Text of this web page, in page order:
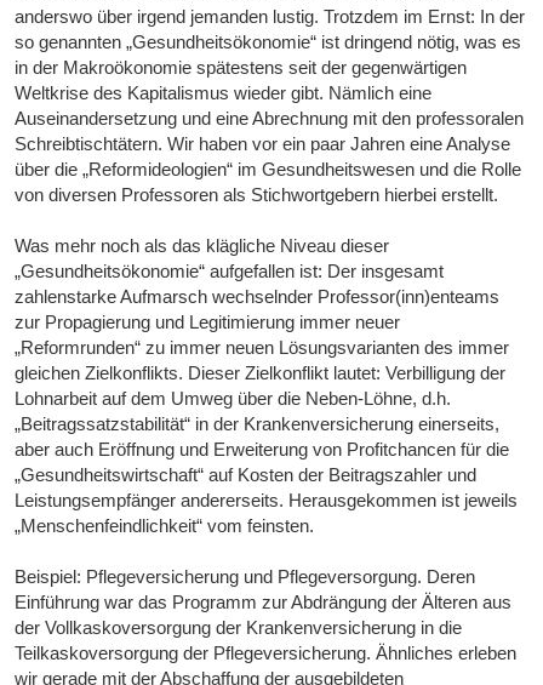
anderswo über irgend jemanden lustig. Trotzdem im Ernst: In der
so genannten „Gesundheitsökonomie“ ist dringend nötig, was es
in der Makroökonomie spätestens seit der gegenwärtigen
Weltkrise des Kapitalismus wieder gibt. Nämlich eine
Auseinandersetzung und eine Abrechnung mit den professoralen
Schreibtischtätern. Wir haben vor ein paar Jahren eine Analyse
über die „Reformideologien“ im Gesundheitswesen und die Rolle
von diversen Professoren als Stichwortgebern hierbei erstellt.
Was mehr noch als das klägliche Niveau dieser
„Gesundheitsökonomie“ aufgefallen ist: Der insgesamt
zahlenstarke Aufmarsch wechselnder Professor(inn)enteams
zur Propagierung und Legitimierung immer neuer
„Reformrunden“ zu immer neuen Lösungsvarianten des immer
gleichen Zielkonflikts. Dieser Zielkonflikt lautet: Verbilligung der
Lohnarbeit auf dem Umweg über die Neben-Löhne, d.h.
„Beitragssatzstabilität“ in der Krankenversicherung einerseits,
aber auch Eröffnung und Erweiterung von Profitchancen für die
„Gesundheitswirtschaft“ auf Kosten der Beitragszahler und
Leistungsempfänger andererseits. Herausgekommen ist jeweils
„Menschenfeindlichkeit“ vom feinsten.
Beispiel: Pflegeversicherung und Pflegeversorgung. Deren
Einführung war das Programm zur Abdrängung der Älteren aus
der Vollkaskoversorgung der Krankenversicherung in die
Teilkaskoversorgung der Pflegeversicherung. Ähnliches erleben
wir gerade mit der Abschaffung der ausgebildeten